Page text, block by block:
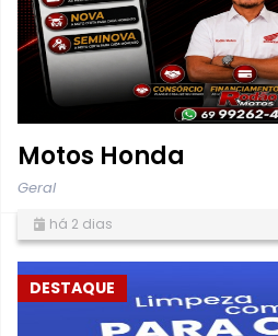
Motos Honda
Geral
há 2 dias
DESTAQUE